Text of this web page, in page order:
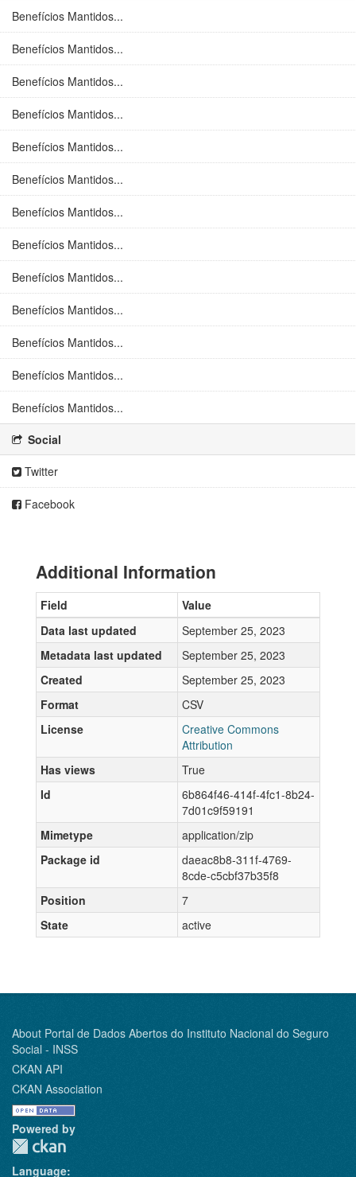
Benefícios Mantidos...
Benefícios Mantidos...
Benefícios Mantidos...
Benefícios Mantidos...
Benefícios Mantidos...
Benefícios Mantidos...
Benefícios Mantidos...
Benefícios Mantidos...
Benefícios Mantidos...
Benefícios Mantidos...
Benefícios Mantidos...
Benefícios Mantidos...
Benefícios Mantidos...
Social
Twitter
Facebook
Additional Information
Field
Value
Data last updated
September 25, 2023
Metadata last updated
September 25, 2023
Created
September 25, 2023
Format
CSV
License
Creative Commons
Attribution
Has views
True
Id
6b864f46-414f-4fc1-8b24-
7d01c9f59191
Mimetype
application/zip
Package id
daeac8b8-311f-4769-
8cde-c5cbf37b35f8
Position
7
State
active
About Portal de Dados Abertos do Instituto Nacional do Seguro
Social - INSS
CKAN API
CKAN Association
Powered by
Language